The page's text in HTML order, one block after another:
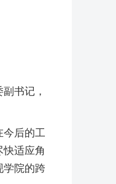
书记，
今后的工
适应角
学院的跨